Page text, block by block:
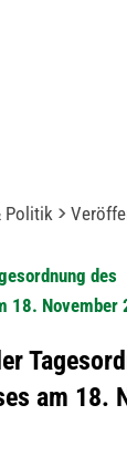
Politik
des
18. November
am 18.